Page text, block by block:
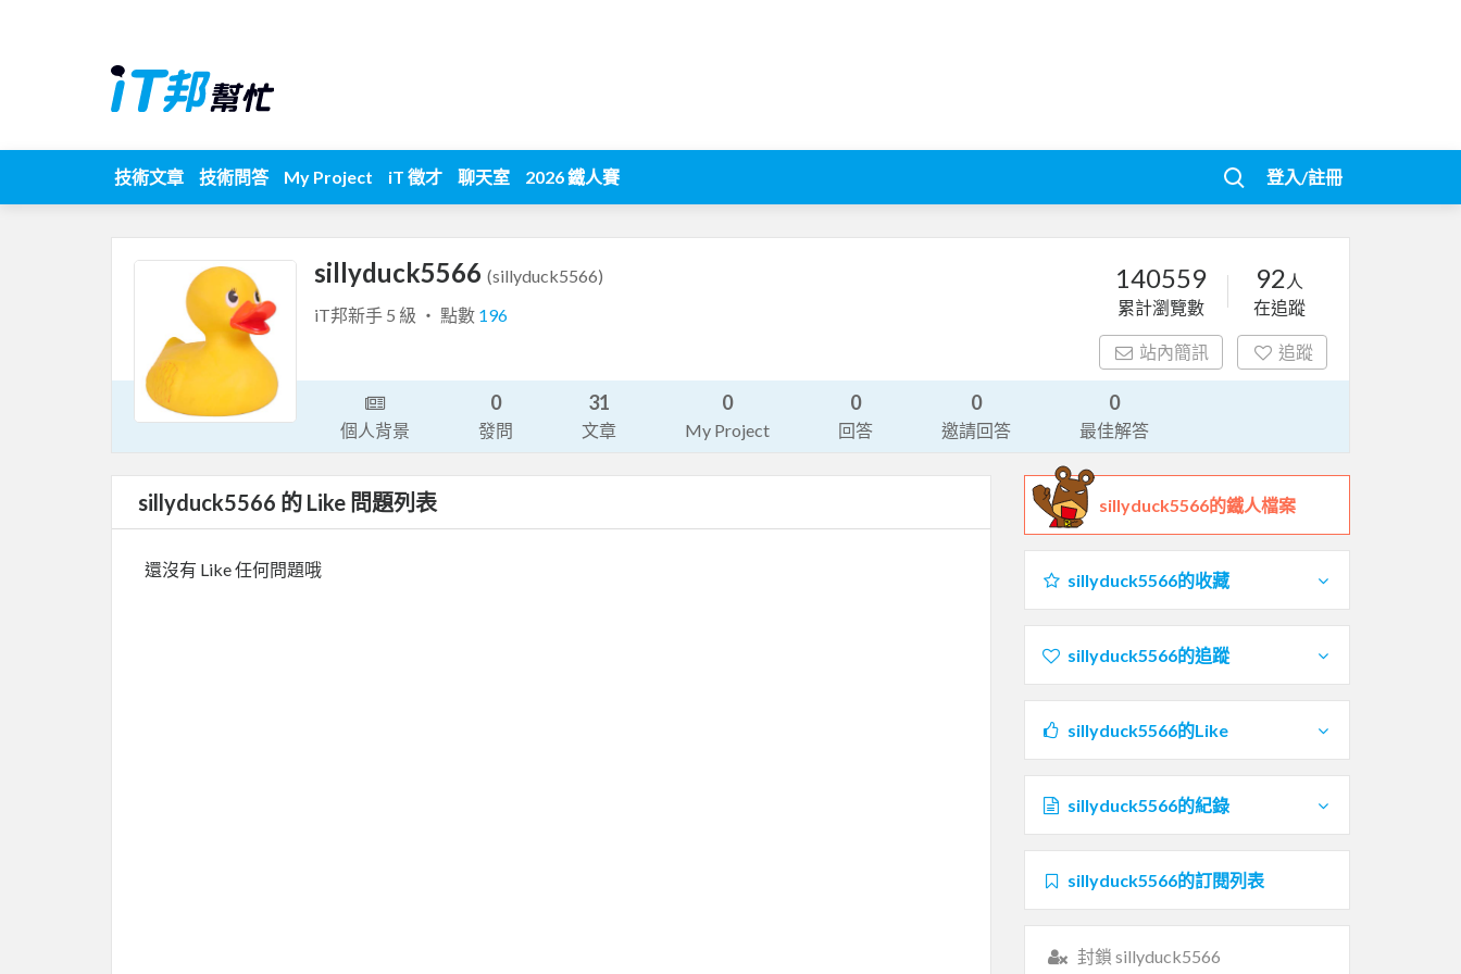
技術文章 技術問答 My Project iT 徵才 聊天室 2026 鐵人賽 登入/註冊
sillyduck5566 (sillyduck5566)
iT邦新手 5 級 ‧ 點數 196
140559
累計瀏覽數
92 人
在追蹤
站內簡訊 追蹤
個人背景
0
發問
31
文章
0
My Project
0
回答
0
邀請回答
0
最佳解答
sillyduck5566 的 Like 問題列表
還沒有 Like 任何問題哦
sillyduck5566的鐵人檔案
sillyduck5566的收藏
sillyduck5566的追蹤
sillyduck5566的Like
sillyduck5566的紀錄
sillyduck5566的訂閱列表
封鎖 sillyduck5566